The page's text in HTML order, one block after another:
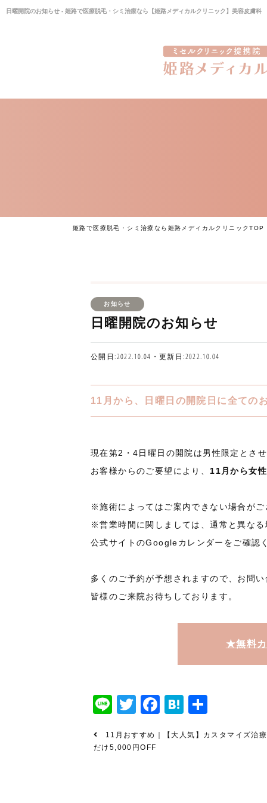
日曜開院のお知らせ - 姫路で医療脱毛・シミ治療なら【姫路メディカルクリニック】美容皮膚科
姫路で医療脱毛・シミ治療なら姫路メディカルクリニックTOP
お知らせ
日曜開院のお知らせ
公開日:2022.10.04・更新日:2022.10.04
11月から、日曜日の開院日に全ての
現在第2・4日曜日の開院は男性限定とさ
お客様からのご要望により、11月から女
※施術によってはご案内できない場合が
※営業時間に関しましては、通常と異な
公式サイトのGoogleカレンダーをご確認
多くのご予約が予想されますので、お問
皆様のご来院お待ちしております。
★無料カ
LineTwitter
Facebook
Hatena
11月おすすめ｜【大人気】カスタマイズ治
だけ5,000円OFF